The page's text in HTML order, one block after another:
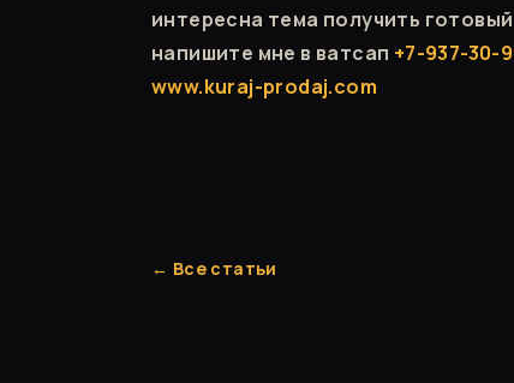
интересна тема получить
напишите мне в ватсап +7-937-30-
www.kuraj-prodaj.com
← Все статьи